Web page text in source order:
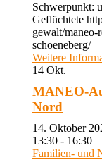
Schwerpunkt:
Geflüchtete
gewalt/maneo-
schoeneberg/
Weitere
14 Okt.
MANEO-
Nord
14. Oktober
13:30 - 16:30
Familien- und